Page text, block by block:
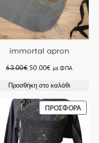
immortal apron
63.00€ Original
was:
50.00€Η
τιμή
50.00€.
με ΦΠΑ
Προσθήκη στο καλάθι
ΠΡΟΣΦΟΡΆ
ΣΕ